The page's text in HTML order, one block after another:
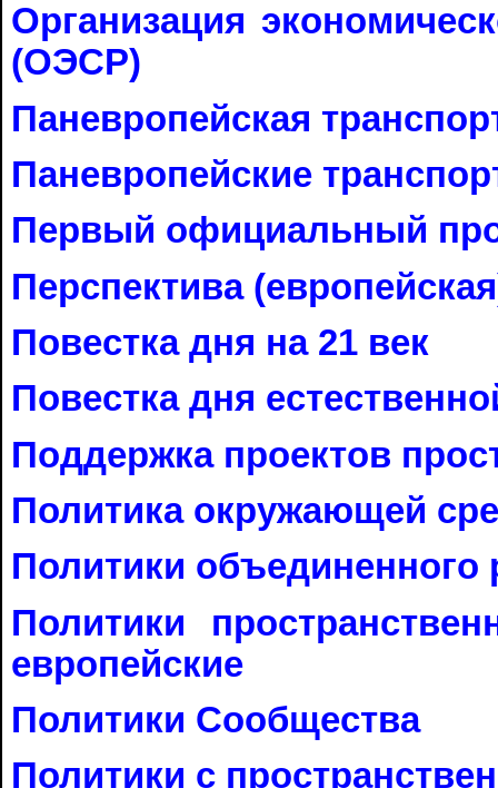
Организация
(ОЭСР)
Паневропейская
Паневропейские
Первый официальный
Перспектива
Повестка дня на 21 век
Повестка дня
Поддержка проектов
Политика окружающей
Политики
Политики
европейские
Политики Сообщества
Политики с